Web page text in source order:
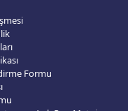
Formu